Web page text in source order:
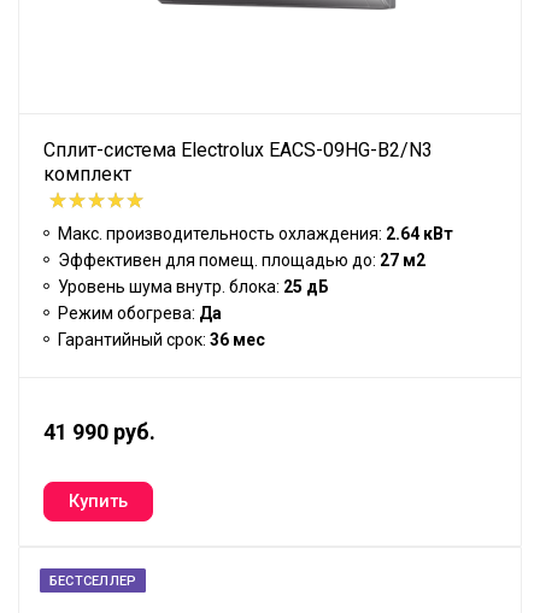
Сплит-система Electrolux EACS-09HG-B2/N3
комплект
Макс. производительность охлаждения: 2.64 кВт
Эффективен для помещ. площадью до: 27 м2
Уровень шума внутр. блока: 25 дБ
Режим обогрева: Да
Гарантийный срок: 36 мес
41 990 руб.
БЕСТСЕЛЛЕР